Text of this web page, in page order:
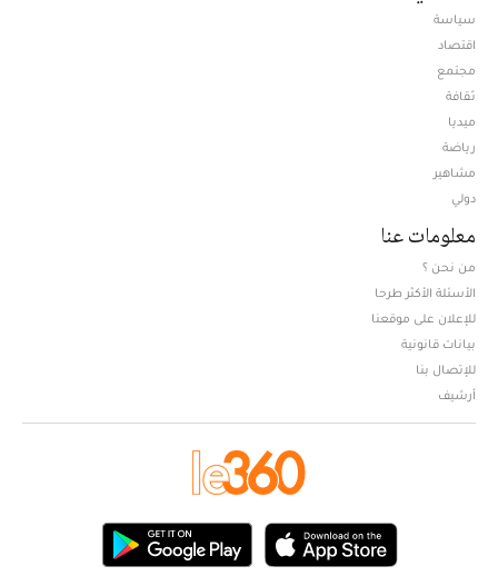
سياسة
اقتصاد
مجتمع
ثقافة
ميديا
رياضة
مشاهير
دولي
معلومات عنا
من نحن ؟
الأسئلة الأكثر طرحا
للإعلان على موقعنا
بيانات قانونية
للإتصال بنا
أرشيف